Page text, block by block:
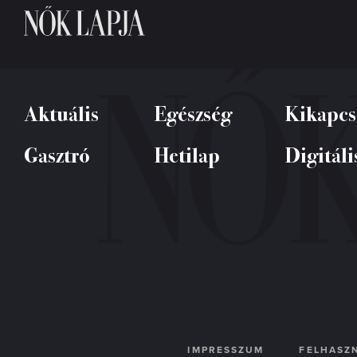
Aktuális Egészség
Kikapcs
Gasztró
Hetilap
IMPRESSZUM